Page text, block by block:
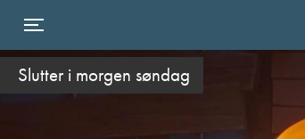
Slutter i morgen søndag